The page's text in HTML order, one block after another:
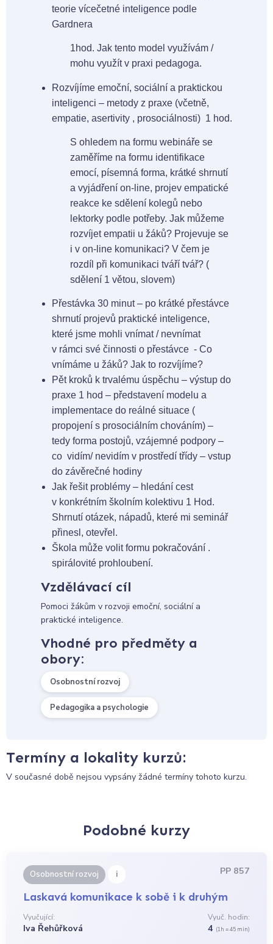
teorie vícečetné inteligence podle
Gardnera
1hod. Jak tento model využívám /
mohu využít v praxi pedagoga.
Rozvíjíme emoční, sociální a praktickou
inteligenci – metody z praxe (včetně,
empatie, asertivity , prosociálnosti) 1 hod.
S ohledem na formu webináře se
zaměříme na formu identifikace
emocí, písemná forma, krátké shrnutí
a vyjádření on-line, projev empatické
reakce ke sdělení kolegů nebo
lektorky podle potřeby. Jak můžeme
rozvíjet empatii u žáků? Projevuje se
i v on-line komunikaci? V čem je
rozdíl při komunikaci tváří tvář? (
sdělení 1 větou, slovem)
Přestávka 30 minut – po krátké přestávce
shrnutí projevů praktické inteligence,
které jsme mohli vnímat / nevnímat
v rámci své činnosti o přestávce - Co
vnímáme u žáků? Jak to rozvíjíme?
Pět kroků k trvalému úspěchu – výstup do
praxe 1 hod – představení modelu a
implementace do reálné situace (
propojení s prosociálním chováním) –
tedy forma postojů, vzájemné podpory –
co vidím/ nevidím v prostředí třídy – vstup
do závěrečné hodiny
Jak řešit problémy – hledání cest
v konkrétním školním kolektivu 1 Hod.
Shrnutí otázek, nápadů, které mi seminář
přinesl, otevřel.
Škola může volit formu pokračování .
spirálovité prohloubení.
Vzdělávací cíl
Pomoci žákům v rozvoji emoční, sociální a
praktické inteligence.
Vhodné pro předměty a
obory:
Osobnostní rozvoj
Pedagogika a psychologie
Termíny a lokality kurzů:
V současné době nejsou vypsány žádné termíny tohoto kurzu.
Podobné kurzy
Osobnostní rozvoj i PP 857
Laskavá komunikace k sobě i k druhým
Vyučující:
Iva Řehůřková
Vyuč. hodin:
4 (1h = 45 min)